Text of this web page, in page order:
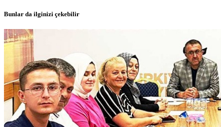
Bunlar da ilginizi çekebilir